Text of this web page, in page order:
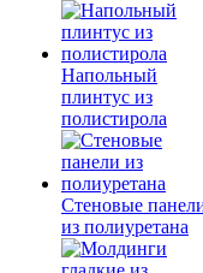
Напольный
плинтус из
полистирола
Стеновые
из полиуретана